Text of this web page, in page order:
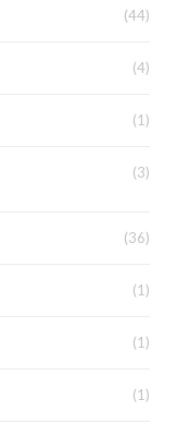
(44)
(4)
(1)
(3)
(36)
(1)
(1)
(1)